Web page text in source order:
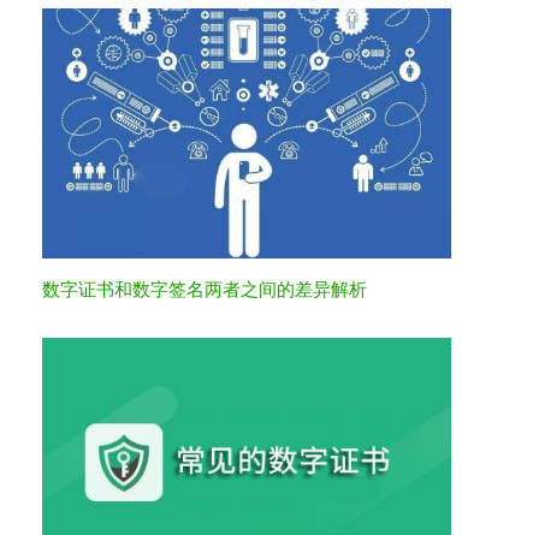
数字证书和数字签名两者之间的差异解析